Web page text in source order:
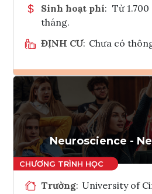
Sinh hoạt phí: Từ
tháng.
ĐỊNH CƯ: Chưa có
Ghi
Neuroscience -
Trường: University of